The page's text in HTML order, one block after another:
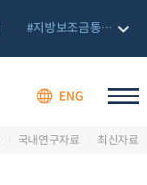
ENG
#지방보조금통합관리망
국내연구자료 최신자료